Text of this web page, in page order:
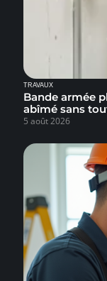
TRAVAUX
Bande armée
abîmé sans
5 août 2026